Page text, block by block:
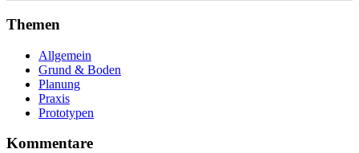
Themen
Allgemein
Grund & Boden
Planung
Praxis
Prototypen
Kommentare